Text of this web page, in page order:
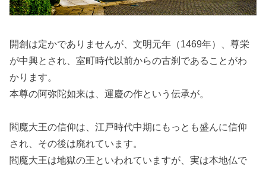
開創は定かでありませんが、文明元年（1469年）、尊栄
が中興とされ、室町時代以前からの古刹であることがわ
かります。
本尊の阿弥陀如来は、運慶の作という伝承が。
閻魔大王の信仰は、江戸時代中期にもっとも盛んに信仰
され、その後は廃れています。
閻魔大王は地獄の王といわれていますが、実は本地仏で